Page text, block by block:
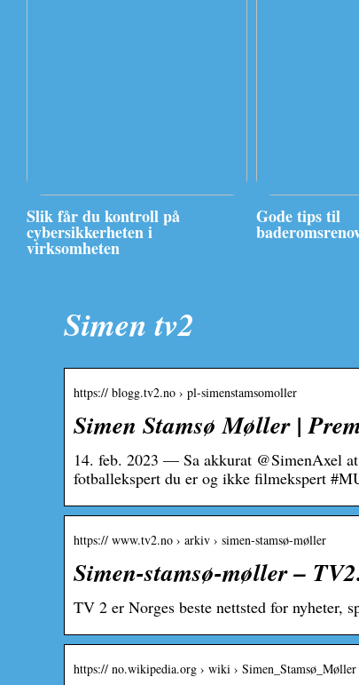
Slik får du kontroll på
cybersikkerheten i
virksomheten
Gode tips til
Simen tv2
https:// blogg.tv2.no › pl-simenstamsomoller
Simen Stamsø Møller |
14. feb. 2023 — Sa akkurat @SimenAxel
fotballekspert du er og ikke filmekspert
https:// www.tv2.no › arkiv › simen-stamsø-møller
Simen-stamsø-møller –
TV 2 er Norges beste nettsted for nyheter,
https:// no.wikipedia.org › wiki › Simen_Stamsø_Møller